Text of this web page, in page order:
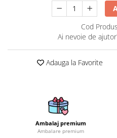
Brelocuri din Inox
Brelocuri de Lemn
Cercei din lemn
Accesorii de Bucatarie
Suporturi de Pahare
Manusi Personalizate
Ustensile de bucatarie
Cod
Ai nevoie de
Adauga la Favorite
Ambalaj premium
Ambalare premium